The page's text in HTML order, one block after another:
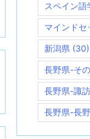
スペイン語
マインドセ
新潟県 (30)
長野県-そ
長野県-諏
長野県-長